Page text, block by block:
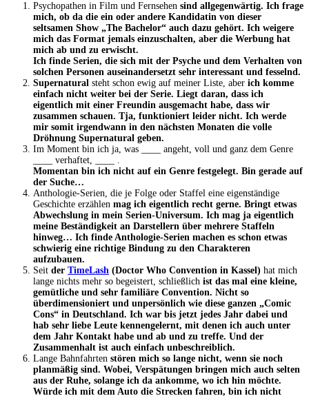
Psychopathen in Film und Fernsehen sind allgegenwärtig. Ich frage
mich, ob da die ein oder andere Kandidatin von dieser
seltsamen Show „The Bachelor“ auch dazu gehört. Ich weigere
mich das Format jemals einzuschalten, aber die Werbung hat
mich ab und zu erwischt.
Ich finde Serien, die sich mit der Psyche und dem Verhalten von
solchen Personen auseinandersetzt sehr interessant und fesselnd.
Supernatural steht schon ewig auf meiner Liste, aber ich komme
einfach nicht weiter bei der Serie. Liegt daran, dass ich
eigentlich mit einer Freundin ausgemacht habe, dass wir
zusammen schauen. Tja, funktioniert leider nicht. Ich werde
mir somit irgendwann in den nächsten Monaten die volle
Dröhnung Supernatural geben.
Im Moment bin ich ja, was ____ angeht, voll und ganz dem Genre
____ verhaftet, ____ .
Momentan bin ich nicht auf ein Genre festgelegt. Bin gerade auf
der Suche…
Anthologie-Serien, die je Folge oder Staffel eine eigenständige
Geschichte erzählen mag ich eigentlich recht gerne. Bringt etwas
Abwechslung in mein Serien-Universum. Ich mag ja eigentlich
meine Beständigkeit an Darstellern über mehrere Staffeln
hinweg… Ich finde Anthologie-Serien machen es schon etwas
schwierig eine richtige Bindung zu den Charakteren
aufzubauen.
Seit der TimeLash (Doctor Who Convention in Kassel) hat mich
lange nichts mehr so begeistert, schließlich ist das mal eine kleine,
gemütliche und sehr familiäre Convention. Nicht so
überdimensioniert und unpersönlich wie diese ganzen „Comic
Cons“ in Deutschland. Ich war bis jetzt jedes Jahr dabei und
hab sehr liebe Leute kennengelernt, mit denen ich auch unter
dem Jahr Kontakt habe und ab und zu treffe. Und der
Zusammenhalt ist auch einfach unbeschreiblich.
Lange Bahnfahrten stören mich so lange nicht, wenn sie noch
planmäßig sind. Wobei, Verspätungen bringen mich auch selten
aus der Ruhe, solange ich da ankomme, wo ich hin möchte.
Würde ich mit dem Auto die Strecken fahren, bin ich nicht